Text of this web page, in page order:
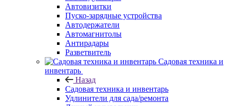
Автовизитки
Пуско-зарядные устройства
Автодержатели
Автомагнитолы
Антирадары
Разветвитель
Садовая техника и
инвентарь
Назад
Садовая техника и инвентарь
Удлинители для сада/ремонта